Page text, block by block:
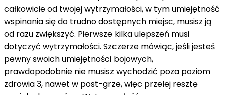
całkowicie od twojej wytrzymałości, w tym umiejętność
wspinania się do trudno dostępnych miejsc, musisz ją
od razu zwiększyć. Pierwsze kilka ulepszeń musi
dotyczyć wytrzymałości. Szczerze mówiąc, jeśli jesteś
pewny swoich umiejętności bojowych,
prawdopodobnie nie musisz wychodzić poza poziom
zdrowia 3, nawet w post-grze, więc przelej resztę